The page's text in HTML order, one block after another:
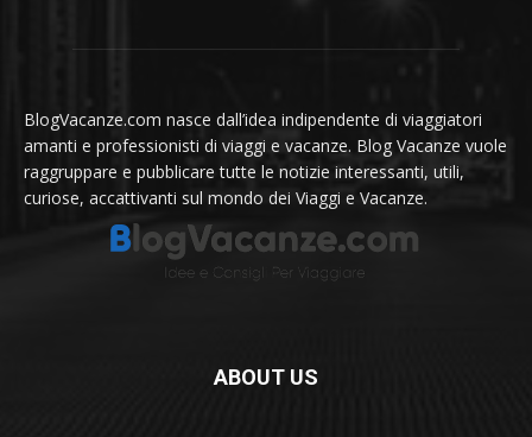
BlogVacanze.com nasce dall’idea indipendente di viaggiatori
amanti e professionisti di viaggi e vacanze. Blog Vacanze vuole
raggruppare e pubblicare tutte le notizie interessanti, utili,
curiose, accattivanti sul mondo dei Viaggi e Vacanze.
ABOUT US